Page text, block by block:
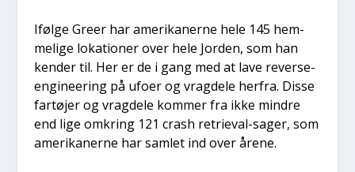
Iføl­ge Gre­er har ame­ri­ka­ner­ne hele 145 hem­
me­li­ge loka­tio­ner over hele Jor­den, som han
ken­der til. Her er de i gang med at lave rever­se-
engi­ne­e­ring på ufo­er og vrag­de­le her­fra. Dis­se
far­tø­jer og vrag­de­le kom­mer fra ikke min­dre
end lige omkring 121 crash retri­e­val-sager, som
ame­ri­ka­ner­ne har sam­let ind over åre­ne.